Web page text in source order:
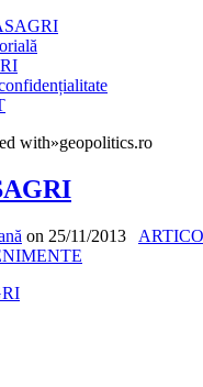
with»geopolitics.ro
on 25/11/2013